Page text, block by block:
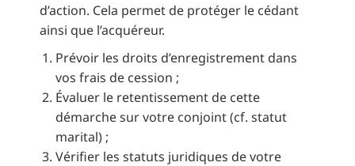
d’action. Cela permet de protéger le cédant
ainsi que l’acquéreur.
Prévoir les droits d’enregistrement dans
vos frais de cession ;
Évaluer le retentissement de cette
démarche sur votre conjoint (cf. statut
marital) ;
Vérifier les statuts juridiques de votre